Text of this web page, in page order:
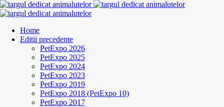
Home
Editii precedente
PetExpo 2026
PetExpo 2025
PetExpo 2024
PetExpo 2023
PetExpo 2019
PetExpo 2018 (PetExpo 10)
PetExpo 2017